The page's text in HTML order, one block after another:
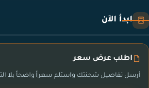
ابدأ الآن
اطلب عرض سعر
أرسل تفاصيل شحنتك واستلم سعراً واضحاً بلا